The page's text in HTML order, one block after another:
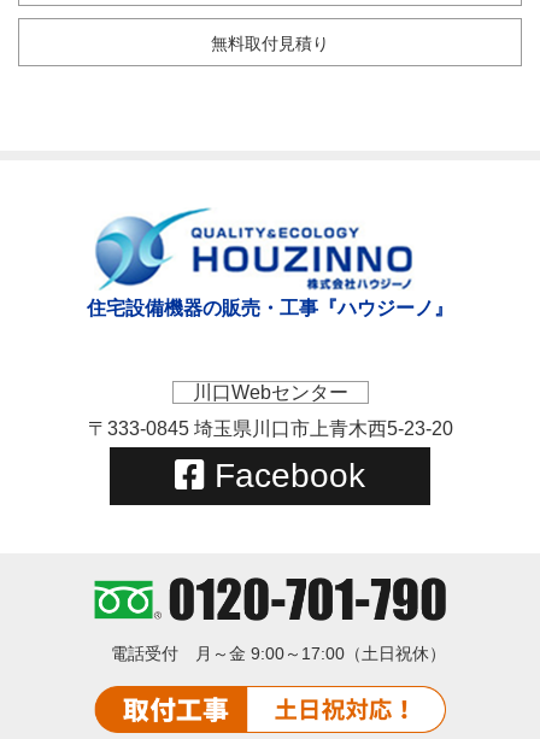
無料取付見積り
住宅設備機器の販売・工事『ハウジーノ』
川口Webセンター
〒333-0845 埼玉県川口市上青木西5-23-20
Facebook
電話受付 月～金 9:00～17:00（土日祝休）